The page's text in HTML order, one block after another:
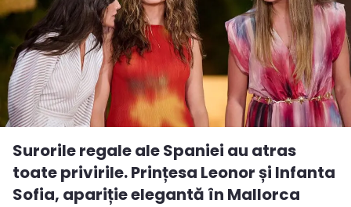
Surorile regale ale Spaniei au atras
toate privirile. Prințesa Leonor și Infanta
Sofia, apariție elegantă în Mallorca